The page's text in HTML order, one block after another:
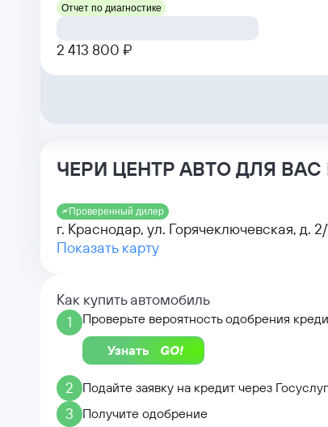
Отчет по диагностике
2 413 800 ₽
ЧЕРИ ЦЕНТР АВТО ДЛЯ
Проверенный дилер
г. Краснодар, ул. Горячеключевская, д. 2/
Показать карту
Как купить автомобиль
1
Проверьте вероятность одобрения
Узнать
2 Подайте заявку на кредит через
3 Получите одобрение